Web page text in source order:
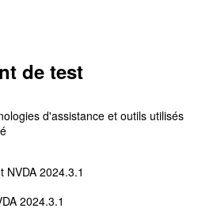
de test
d'assistance et outils utilisés
NVDA 2024.3.1
2024.3.1